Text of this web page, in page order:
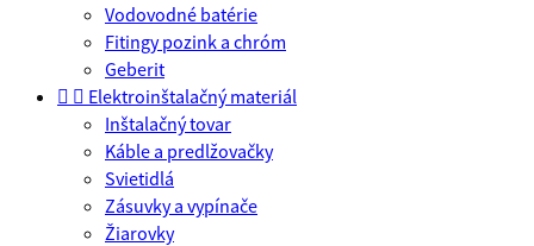
Vodovodné batérie
Fitingy pozink a chróm
Geberit
  Elektroinštalačný materiál
Inštalačný tovar
Káble a predlžovačky
Svietidlá
Zásuvky a vypínače
Žiarovky